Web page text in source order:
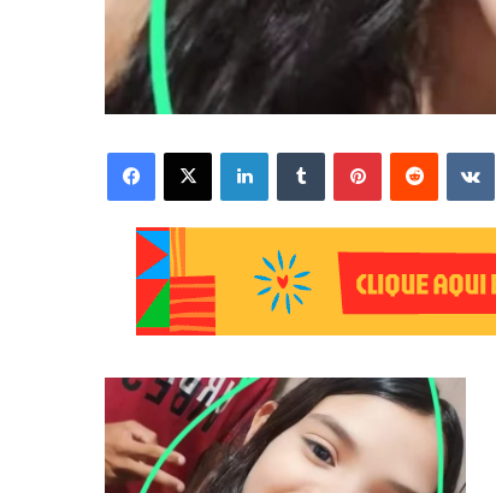
Facebook X Linkedin